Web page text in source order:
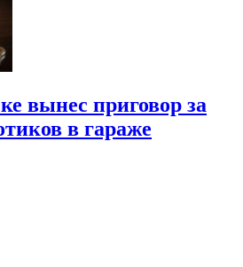
вынес приговор за
в гараже